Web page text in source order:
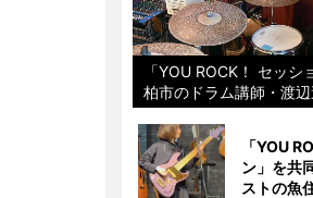
「YOU ROCK！ セッシ
柏市のドラム講師・渡
「YOU
ン」を共
ストの魚